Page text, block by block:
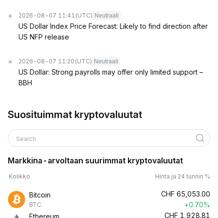
2026-08-07 11:41 (UTC) Neutraali
US Dollar Index Price Forecast: Likely to find direction after
US NFP release
2026-08-07 11:20 (UTC) Neutraali
US Dollar: Strong payrolls may offer only limited support –
BBH
Suosituimmat kryptovaluutat
Search
Markkina-arvoltaan suurimmat kryptovaluutat
Kolikko Hinta ja 24 tunnin %
Bitcoin
BTC
CHF 65,053.00
+0.70%
Ethereum
CHF 1,928.81